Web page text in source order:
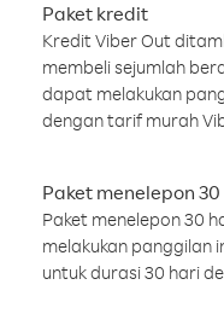
Paket kredit
Kredit Viber Out
membeli sejumlah
dapat melakukan
dengan tarif murah
Paket menelepon
Paket menelepon 30
melakukan panggilan
untuk durasi 30 hari